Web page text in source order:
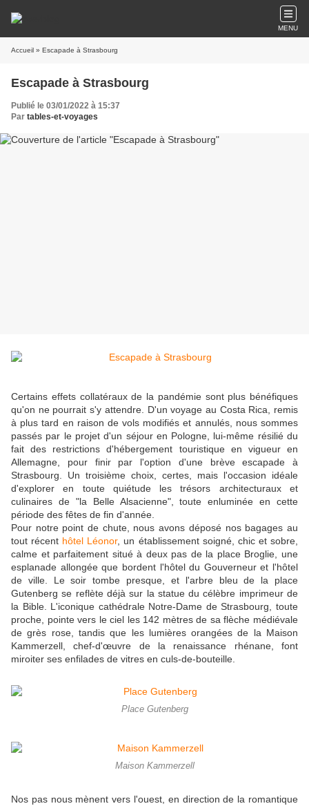
MENU
Accueil » Escapade à Strasbourg
Escapade à Strasbourg
Publié le 03/01/2022 à 15:37
Par tables-et-voyages
Certains effets collatéraux de la pandémie sont plus bénéfiques
qu'on ne pourrait s'y attendre. D'un voyage au Costa Rica, remis
à plus tard en raison de vols modifiés et annulés, nous sommes
passés par le projet d'un séjour en Pologne, lui-même résilié du
fait des restrictions d'hébergement touristique en vigueur en
Allemagne, pour finir par l'option d'une brève escapade à
Strasbourg. Un troisième choix, certes, mais l'occasion idéale
d'explorer en toute quiétude les trésors architecturaux et
culinaires de "la Belle Alsacienne", toute enluminée en cette
période des fêtes de fin d'année.
Pour notre point de chute, nous avons déposé nos bagages au
tout récent hôtel Léonor, un établissement soigné, chic et sobre,
calme et parfaitement situé à deux pas de la place Broglie, une
esplanade allongée que bordent l'hôtel du Gouverneur et l'hôtel
de ville. Le soir tombe presque, et l'arbre bleu de la place
Gutenberg se reflète déjà sur la statue du célèbre imprimeur de
la Bible. L'iconique cathédrale Notre-Dame de Strasbourg, toute
proche, pointe vers le ciel les 142 mètres de sa flèche médiévale
de grès rose, tandis que les lumières orangées de la Maison
Kammerzell, chef-d'œuvre de la renaissance rhénane, font
miroiter ses enfilades de vitres en culs-de-bouteille.
Place Gutenberg
Maison Kammerzell
Nos pas nous mènent vers l'ouest, en direction de la romantique